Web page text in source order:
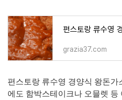
grazia37.com
편스토랑 류수영 경양식 왕돈가
에도 함박스테이크나 오믈렛 등